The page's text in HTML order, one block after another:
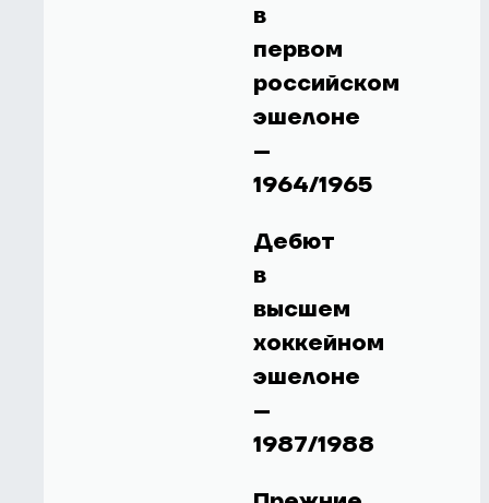
в
первом
российском
эшелоне
–
1964/1965
Дебют
в
высшем
хоккейном
эшелоне
–
1987/1988